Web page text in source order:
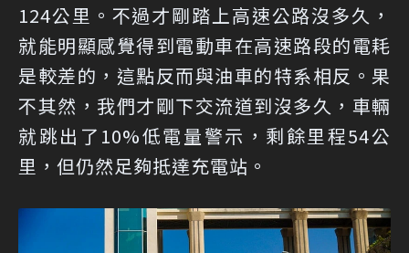
124公里。不過才剛踏上高速公路沒多久，
就能明顯感覺得到電動車在高速路段的電耗
是較差的，這點反而與油車的特系相反。果
不其然，我們才剛下交流道到沒多久，車輛
就跳出了10%低電量警示，剩餘里程54公
里，但仍然足夠抵達充電站。